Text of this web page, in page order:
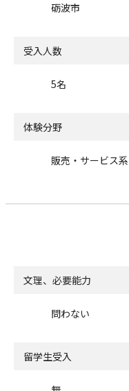
砺波市
受入人数
5名
体験分野
販売・サービス系
文理、必要能力
問わない
留学生受入